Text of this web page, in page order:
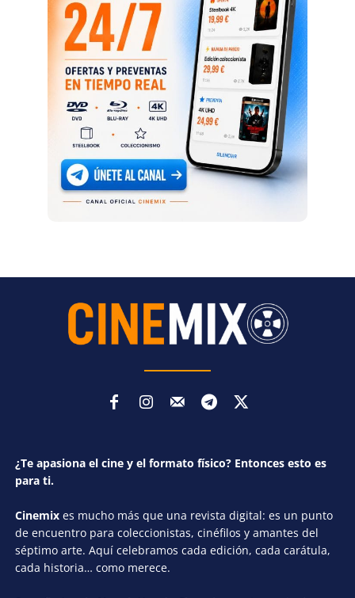
¿Te apasiona el cine y el formato físico? Entonces esto es
para ti.
Cinemix es mucho más que una revista digital: es un punto
de encuentro para coleccionistas, cinéfilos y amantes del
séptimo arte. Aquí celebramos cada edición, cada carátula,
cada historia… como merece.